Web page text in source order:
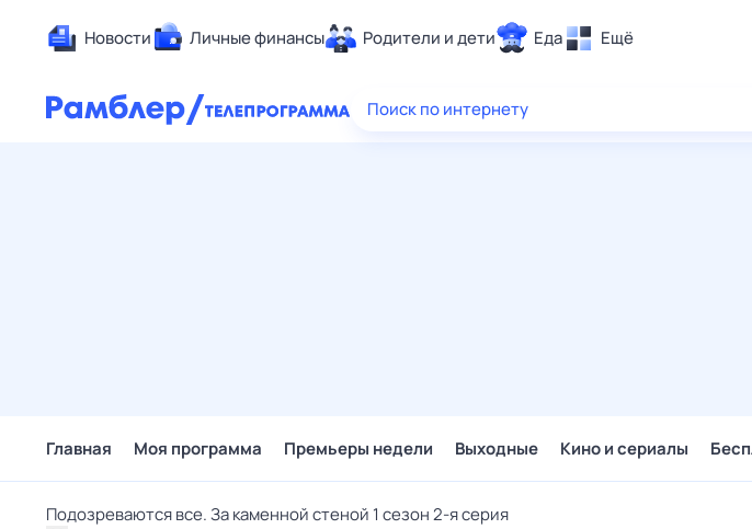
Новости Личные финансы Родители и дети Еда Ещё
Здоровье
Поиск по интернету
Главная Моя программа Премьеры недели Выходные Кино и сериалы
Подозреваются все. За каменной стеной 1 сезон 2-я серия